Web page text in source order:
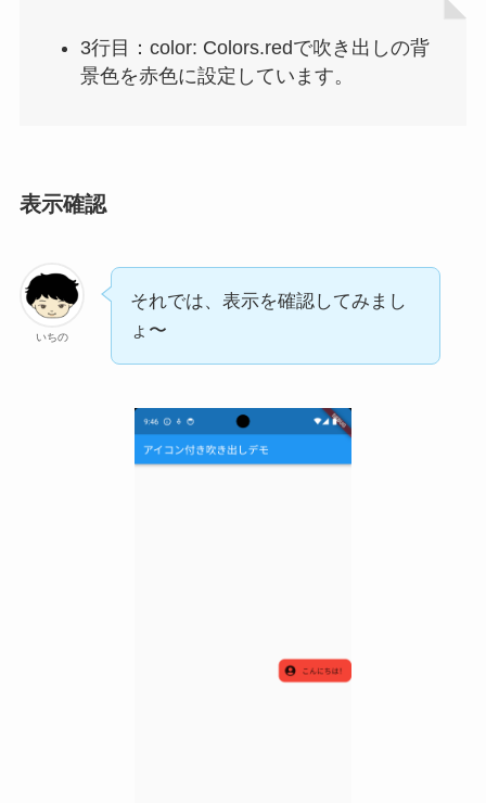
3行目：color: Colors.redで吹き出しの背
景色を赤色に設定しています。
表示確認
いちの
それでは、表示を確認してみまし
ょ〜